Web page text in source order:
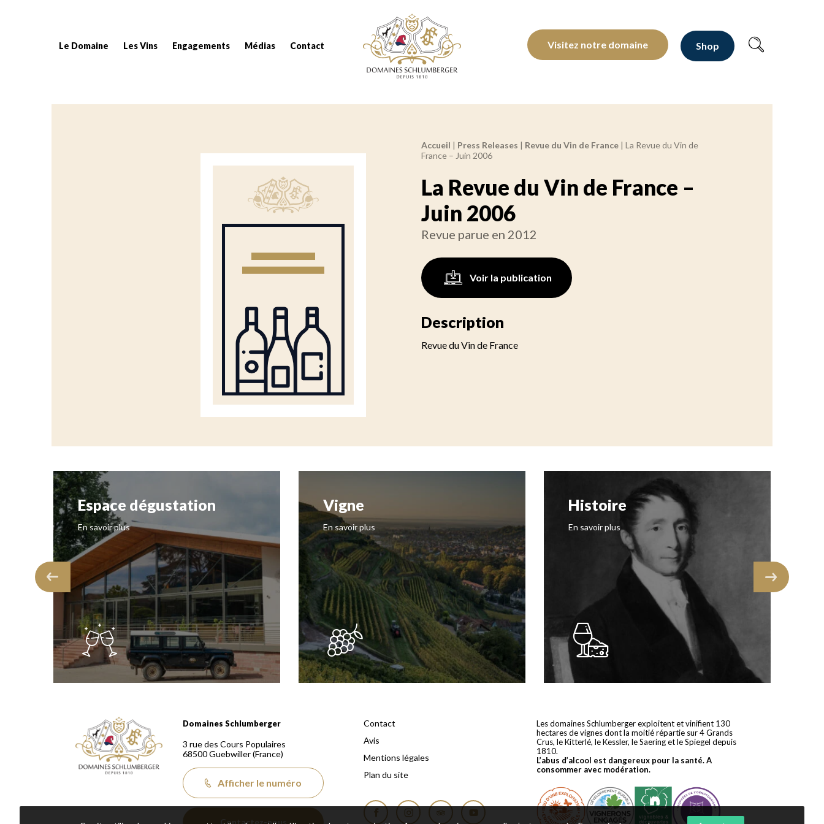
Le Domaine Les Vins Engagements Médias Contact
Domaines Schlumberger Vignerons 100% récoltants depuis 1810
Visitez notre domaine Shop
Fil d'Ariane :
Accueil | Press Releases | Revue du Vin de France | La Revue du Vin de
France – Juin 2006
La Revue du Vin de France –
Juin 2006
Revue parue en 2012
Voir la publication
Description
Revue du Vin de France
Espace dégustation
En savoir plus
Vigne
En savoir plus
Histoire
En savoir plus
Domaines Schlumberger Vignerons 100% récoltants depuis 1810
Domaines Schlumberger
3 rue des Cours Populaires
68500Guebwiller(France)
Afficher le numéro
Contactez-nous
Contact
Avis
Mentions légales
Plan du site
Les domaines Schlumberger exploitent et vinifient 130
hectares de vignes dont la moitié répartie sur 4 Grands
Crus, le Kitterlé, le Kessler, le Saering et le Spiegel depuis
1810.
L’abus d’alcool est dangereux pour la santé. A
consommer avec modération.